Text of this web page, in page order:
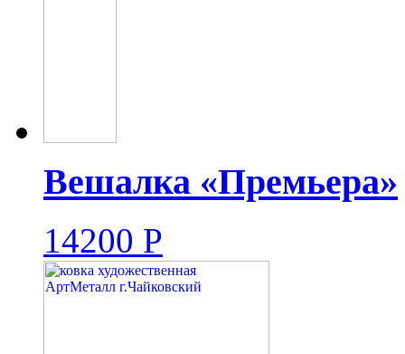
Вешалка «Премьера»
14200 Р